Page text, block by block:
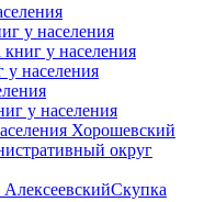
у населения
у населения
у населения
у населения
Хорошевский
округ
Скупка